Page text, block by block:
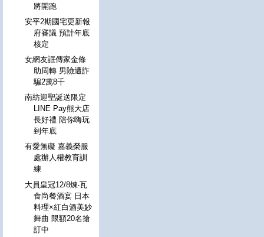
將開跑
安平2期國宅更新報
府審議 預計年底
核定
女網友誆傳家金條
助周轉 男險遭詐
騙2萬8千
南紡迎聖誕送限定
LINE Pay熊大店
長好禮 陪你嗨玩
到年底
有愛無礙 嘉義榮服
處辦人權教育訓
練
大員皇冠12/8煉‧瓦
食尚餐酒宴 日本
料理×紅白酒美妙
舞曲 限額20名搶
訂中